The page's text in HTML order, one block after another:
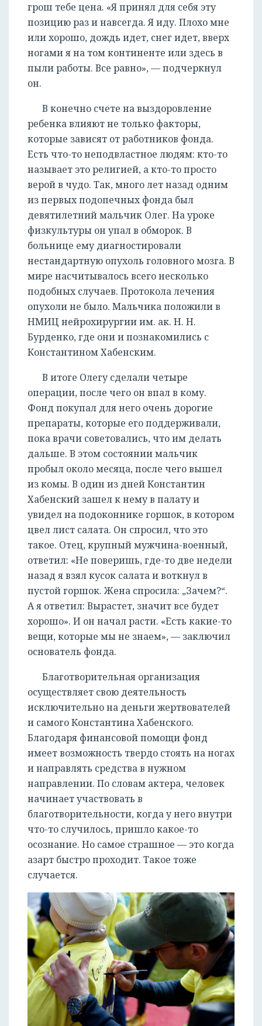
грош тебе цена. «Я принял для себя эту
позицию раз и навсегда. Я иду. Плохо мне
или хорошо, дождь идет, снег идет, вверх
ногами я на том континенте или здесь в
пыли работы. Все равно», — подчеркнул
он.
В конечно счете на выздоровление
ребенка влияют не только факторы,
которые зависят от работников фонда.
Есть что-то неподвластное людям: кто-то
называет это религией, а кто-то просто
верой в чудо. Так, много лет назад одним
из первых подопечных фонда был
девятилетний мальчик Олег. На уроке
физкультуры он упал в обморок. В
больнице ему диагностировали
нестандартную опухоль головного мозга. В
мире насчитывалось всего несколько
подобных случаев. Протокола лечения
опухоли не было. Мальчика положили в
НМИЦ нейрохирургии им. ак. Н. Н.
Бурденко, где они и познакомились с
Константином Хабенским.
В итоге Олегу сделали четыре
операции, после чего он впал в кому.
Фонд покупал для него очень дорогие
препараты, которые его поддерживали,
пока врачи советовались, что им делать
дальше. В этом состоянии мальчик
пробыл около месяца, после чего вышел
из комы. В один из дней Константин
Хабенский зашел к нему в палату и
увидел на подоконнике горшок, в котором
цвел лист салата. Он спросил, что это
такое. Отец, крупный мужчина-военный,
ответил: «Не поверишь, где-то две недели
назад я взял кусок салата и воткнул в
пустой горшок. Жена спросила: „Зачем?“.
А я ответил: Вырастет, значит все будет
хорошо». И он начал расти. «Есть какие-то
вещи, которые мы не знаем», — заключил
основатель фонда.
Благотворительная организация
осуществляет свою деятельность
исключительно на деньги жертвователей
и самого Константина Хабенского.
Благодаря финансовой помощи фонд
имеет возможность твердо стоять на ногах
и направлять средства в нужном
направлении. По словам актера, человек
начинает участвовать в
благотворительности, когда у него внутри
что-то случилось, пришло какое-то
осознание. Но самое страшное — это когда
азарт быстро проходит. Такое тоже
случается.